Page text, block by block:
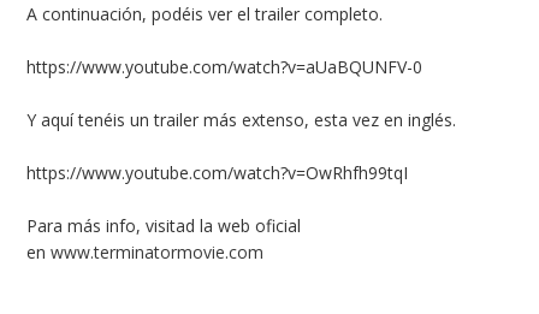
A continuación, podéis ver el trailer completo.
https://www.youtube.com/watch?v=aUaBQUNFV-0
Y aquí tenéis un trailer más extenso, esta vez en inglés.
https://www.youtube.com/watch?v=OwRhfh99tqI
Para más info, visitad la web oficial
enwww.terminatormovie.com